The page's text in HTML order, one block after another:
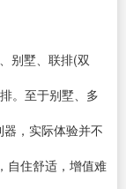
别墅、联排(双
。至于别墅、多
器，实际体验并不
自住舒适，增值难